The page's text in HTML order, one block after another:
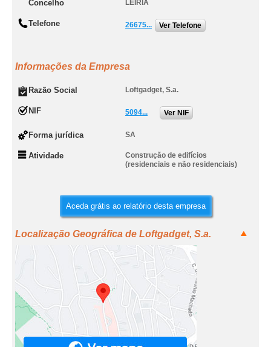
Concelho LEIRIA
Telefone 26675... Ver Telefone
Informações da Empresa
Razão Social Loftgadget, S.a.
NIF 5094... Ver NIF
Forma jurídica SA
Atividade
Construção de edifícios
(residenciais e não residenciais)
Aceda grátis ao relatório desta empresa
Localização Geográfica de Loftgadget, S.a.